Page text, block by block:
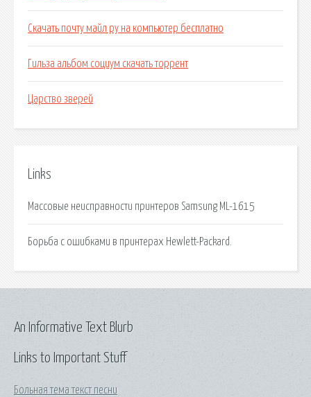
Скачать почту майл ру на компьютер бесплатно
Гильза альбом социум скачать торрент
Царство зверей
Links
Массовые неисправности принтеров Samsung ML-1615
Борьба с ошибками в принтерах Hewlett-Packard.
Links to Important Stuff
Больная тема текст песни
An Informative Text Blurb